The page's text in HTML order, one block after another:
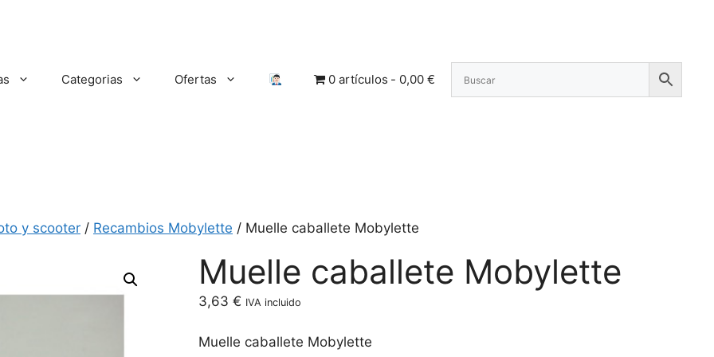
Categorias Ofertas 0 artículos 0,00 €
y scooter / Recambios Mobylette / Muelle caballete Mobylette
Muelle caballete Mobylette
3,63€ IVA incluido
Muelle caballete Mobylette